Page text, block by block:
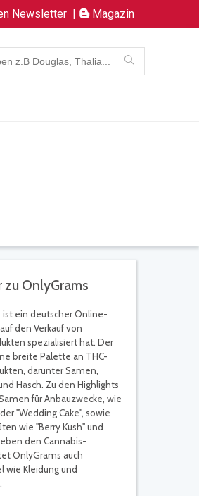
Newsletter | Magazin
zu OnlyGrams
ist ein deutscher Online-
den Verkauf von
spezialisiert hat. Der
breite Palette an THC-
darunter Samen,
Hasch. Zu den Highlights
für Anbauzwecke, wie
"Wedding Cake", sowie
wie "Berry Kush" und
den Cannabis-
OnlyGrams auch
wie Kleidung und